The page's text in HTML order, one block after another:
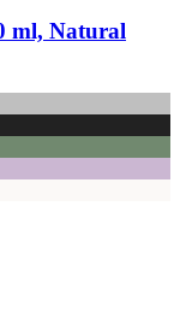
ml, Natural